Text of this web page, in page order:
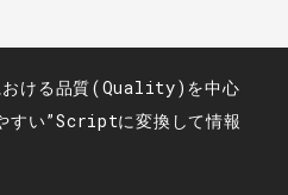
ける品質(Quality)を中心
すい”Scriptに変換して情報